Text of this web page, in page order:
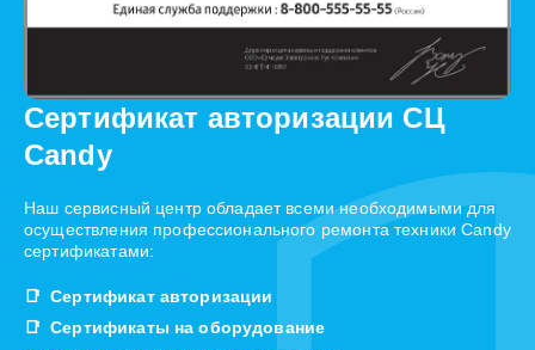
Сертификат авторизации СЦ
Candy
Наш сервисный центр обладает всеми необходимыми для
осуществления профессионального ремонта техники Candy
сертификатами:
Сертификат авторизации
Сертификаты на оборудование